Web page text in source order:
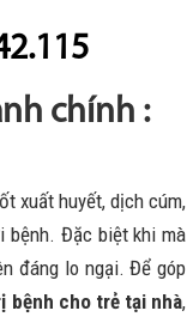
chính :
xuất huyết, dịch cúm,
bệnh. Đặc biệt khi mà
đáng lo ngại. Để góp
bệnh cho trẻ tại nhà,